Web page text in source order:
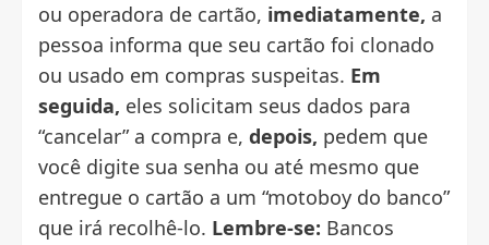
ou operadora de cartão, imediatamente, a
pessoa informa que seu cartão foi clonado
ou usado em compras suspeitas. Em
seguida, eles solicitam seus dados para
“cancelar” a compra e, depois, pedem que
você digite sua senha ou até mesmo que
entregue o cartão a um “motoboy do banco”
que irá recolhê-lo. Lembre-se: Bancos